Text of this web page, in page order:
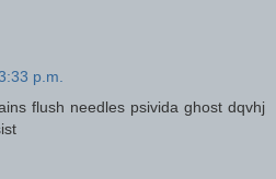
p.m.
flush needles psivida ghost dqvhj